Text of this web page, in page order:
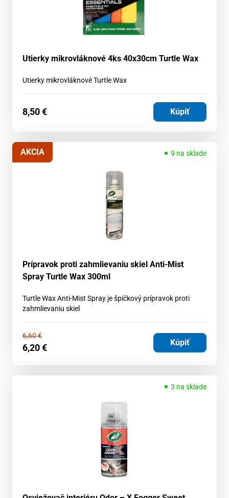
Utierky mikrovláknové 4ks 40x30cm Turtle Wax
Utierky mikrovláknové Turtle Wax
8,50€ Kúpiť
9 na sklade
AKCIA
Prípravok proti zahmlievaniu skiel Anti-Mist
Spray Turtle Wax 300ml
Turtle Wax Anti-Mist Spray je špičkový prípravok proti
zahmlievaniu skiel
6,60€
6,20€ Kúpiť
3 na sklade